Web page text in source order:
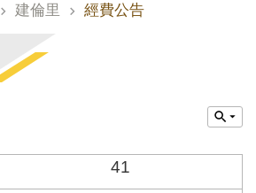
建倫里 經費公告
41